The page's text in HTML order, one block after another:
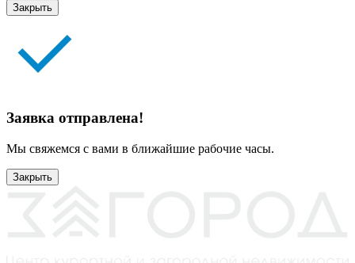
Закрыть
Заявка отправлена!
Мы свяжемся с вами в ближайшие рабочие часы.
Закрыть